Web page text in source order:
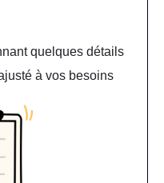
quelques détails
à vos besoins